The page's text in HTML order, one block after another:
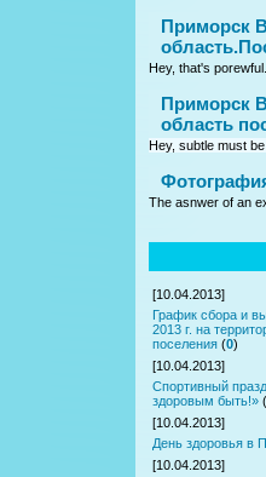
Приморск
Hey, that's
Приморск
область
Hey, subtle must
The asnwer of an
[10.04.2013]
График сбора и
2013 г. на
поселения (0)
[10.04.2013]
Спортивный
здоровым быть!» (
[10.04.2013]
День здоровья в
[10.04.2013]